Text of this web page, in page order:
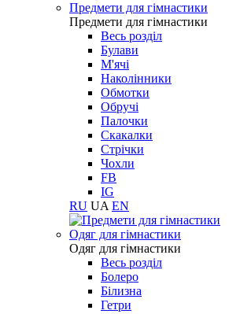
Предмети для гімнастики
Предмети для гімнастики
Весь розділ
Булави
М'ячі
Наколінники
Обмотки
Обручі
Палочки
Скакалки
Стрічки
Чохли
FB
IG
RU UA EN
Одяг для гімнастики
Одяг для гімнастики
Весь розділ
Болеро
Білизна
Гетри